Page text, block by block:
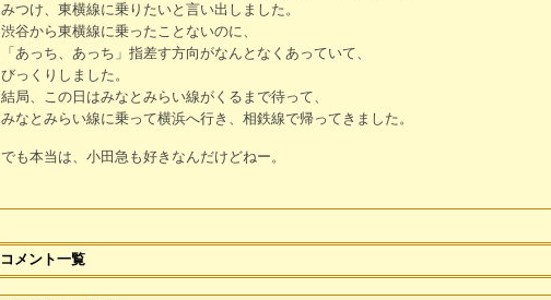
みつけ、東横線に乗りたいと言い出しました。
渋谷から東横線に乗ったことないのに、
「あっち、あっち」指差す方向がなんとなくあっていて、
びっくりしました。
結局、この日はみなとみらい線がくるまで待って、
みなとみらい線に乗って横浜へ行き、相鉄線で帰ってきました。
でも本当は、小田急も好きなんだけどねー。
コメント一覧